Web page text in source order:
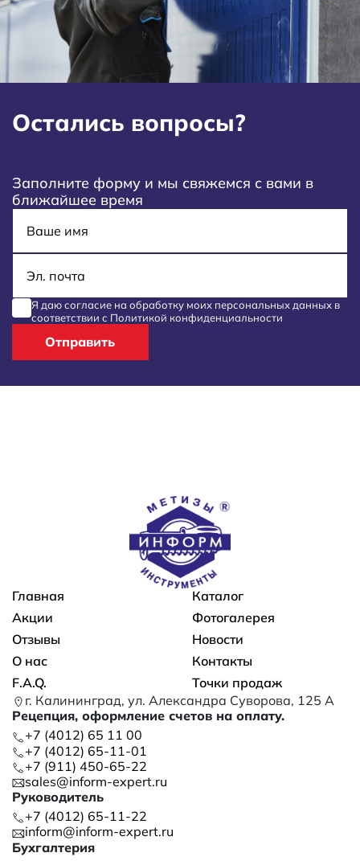
Остались вопросы?
Заполните форму и мы свяжемся с вами в
ближайшее время
Имя
E-mail
Я даю согласие на обработку моих персональных данных в
соответствии с Политикой конфиденциальности
Отправить
Основная навигация
Главная
Каталог
Акции
Фотогалерея
Отзывы
Новости
О нас
Контакты
F.A.Q.
Точки продаж
г. Калининград, ул. Александра Суворова, 125 А
Рецепция, оформление счетов на оплату.
+7 (4012) 65 11 00
+7 (4012) 65-11-01
+7 (911) 450-65-22
sales@inform-expert.ru
Руководитель
+7 (4012) 65-11-22
inform@inform-expert.ru
Бухгалтерия